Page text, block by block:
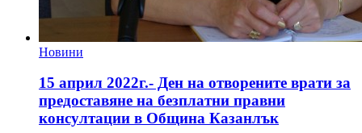
Новини
15 април 2022г.- Ден на отворените врати за
предоставяне на безплатни правни
консултации в Община Казанлък